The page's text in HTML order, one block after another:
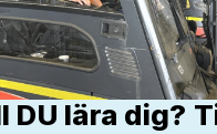
DU lära dig?